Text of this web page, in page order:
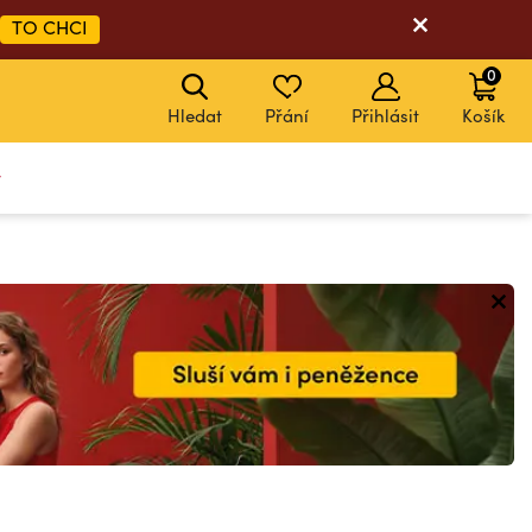
TO CHCI
Hledat Přání Přihlásit Košík
0